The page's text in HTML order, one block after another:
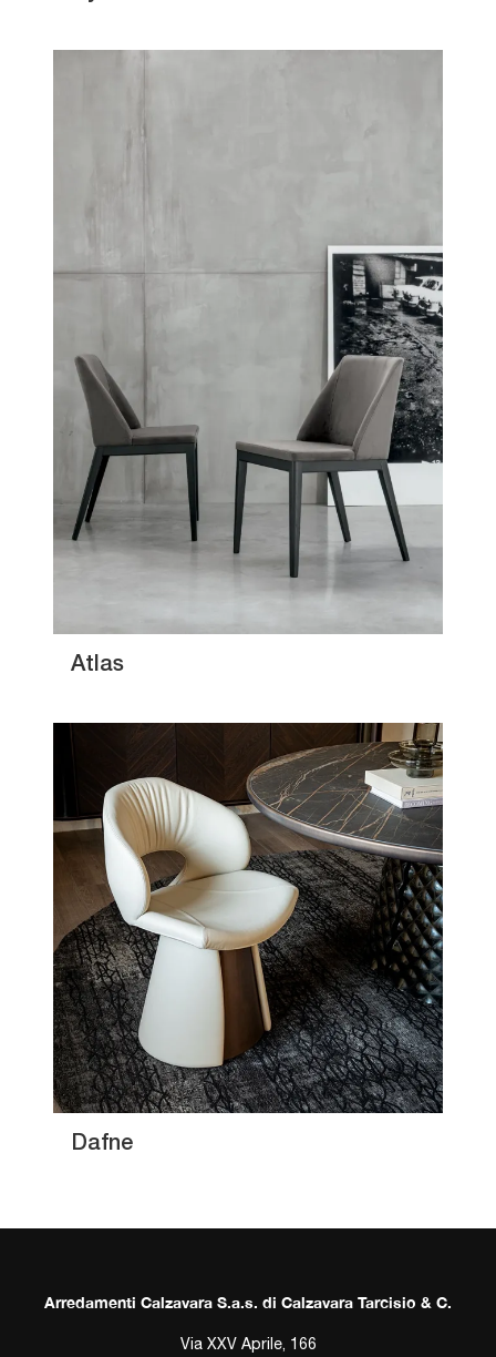
Atlas
Dafne
Arredamenti Calzavara S.a.s. di Calzavara Tarcisio & C.
Via XXV Aprile, 166